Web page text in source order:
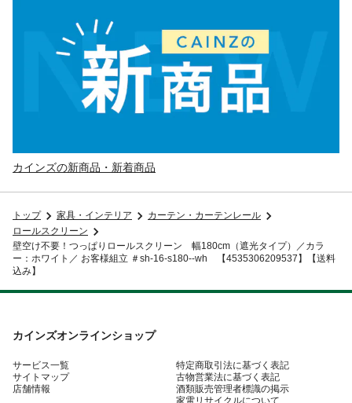
カインズの新商品・新着商品
トップ 家具・インテリア
カーテン・カーテンレール
ロールスクリーン
壁空け不要！つっぱりロールスクリーン 幅180cm（遮光タイプ）／カラ
ー：ホワイト／ お客様組立 ＃sh-16-s180--wh 【4535306209537】【送料
込み】
カインズオンラインショップ
サービス一覧
サイトマップ
店舗情報
特定商取引法に基づく表記
古物営業法に基づく表記
酒類販売管理者標識の掲示
家電リサイクルについて